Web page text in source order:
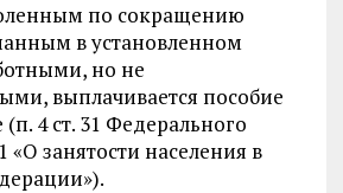
по сокращению
в установленном
но не
выплачивается пособие
4 ст. 31 Федерального
занятости населения в